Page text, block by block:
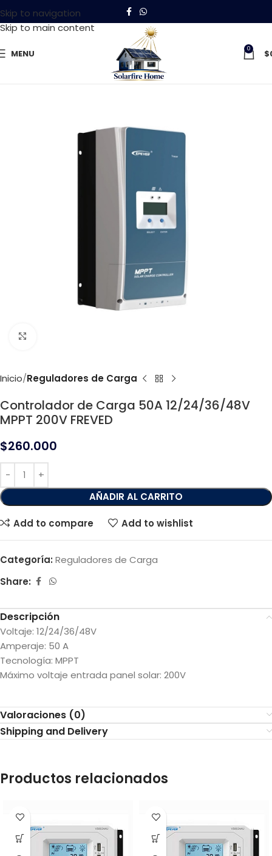
Skip to navigation
Skip to main content
MENU 0 $
Inicio Reguladores de Carga
Controlador de Carga 50A 12/24/36/48V
MPPT 200V FREVED
$260.000
AÑADIR AL CARRITO
Add to compare Add to wishlist
Categoría: Reguladores de Carga
Share:
Descripción
Voltaje: 12/24/36/48V
Amperaje: 50 A
Tecnología: MPPT
Máximo voltaje entrada panel solar: 200V
Valoraciones (0)
Shipping and Delivery
Productos relacionados